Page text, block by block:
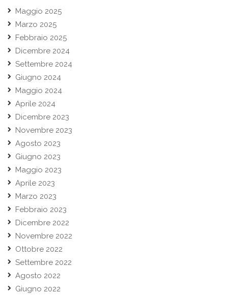
Maggio 2025
Marzo 2025
Febbraio 2025
Dicembre 2024
Settembre 2024
Giugno 2024
Maggio 2024
Aprile 2024
Dicembre 2023
Novembre 2023
Agosto 2023
Giugno 2023
Maggio 2023
Aprile 2023
Marzo 2023
Febbraio 2023
Dicembre 2022
Novembre 2022
Ottobre 2022
Settembre 2022
Agosto 2022
Giugno 2022